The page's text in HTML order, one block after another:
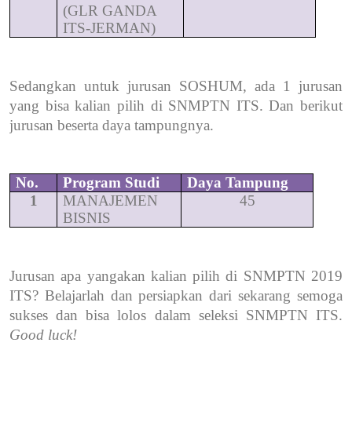
(GLR GANDA
ITS-JERMAN)
Sedangkan untuk jurusan SOSHUM, ada 1 jurusan
yang bisa kalian pilih di SNMPTN ITS. Dan berikut
jurusan beserta daya tampungnya.
No. Program Studi
Daya Tampung
1
MANAJEMEN
BISNIS
45
Jurusan apa yangakan kalian pilih di SNMPTN 2019
ITS? Belajarlah dan persiapkan dari sekarang semoga
sukses dan bisa lolos dalam seleksi SNMPTN ITS.
Good luck!